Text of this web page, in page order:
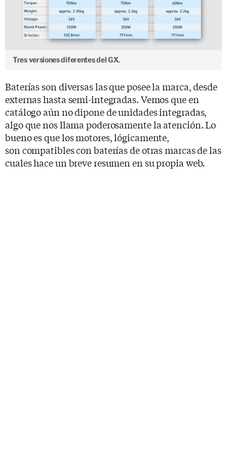
Tres versiones diferentes del GX.
Baterías son diversas las que posee la marca, desde
externas hasta semi-integradas. Vemos que en
catálogo aún no dipone de unidades integradas,
algo que nos llama poderosamente la atención. Lo
bueno es que los motores, lógicamente,
son compatibles con baterías de otras marcas de las
cuales hace un breve resumen en su propia web.